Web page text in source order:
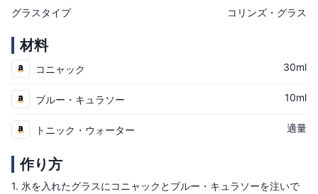
グラスタイプ コリンズ・グラス
材料
コニャック 30ml
ブルー・キュラソー 10ml
トニック・ウォーター 適量
作り方
1. 氷を入れたグラスにコニャックとブルー・キュラソーを注いで